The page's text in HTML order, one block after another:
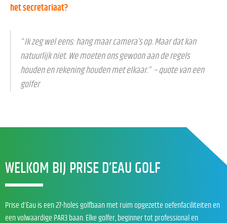
het secretariaat?
“ Ik zeg wel eens: hang maar camera’s op. Maar dat kan
natuurlijk niet. We moeten ons gewoon aan de regels
houden en rekening houden met elkaar.” – quote van een
golfer
WELKOM BIJ PRISE D’EAU GOLF
Prise d’Eau is een 27-holes golfbaan met ruim opgezette oefenfaciliteiten en
een volwaardige PAR3 baan. Elke golfer, beginner tot professional en